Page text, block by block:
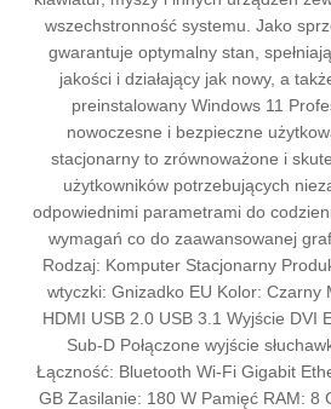
wszechstronność systemu. Jako
gwarantuje optymalny stan,
jakości i działający jak nowy, a
preinstalowany Windows 11
nowoczesne i bezpieczne
stacjonarny to zrównoważone i
użytkowników potrzebujących
odpowiednimi parametrami do
wymagań co do zaawansowanej
Rodzaj: Komputer Stacjonarny
wtyczki: Gnizadko EU Kolor: Czarny
HDMI USB 2.0 USB 3.1 Wyjście DVI
Sub-D Połączone wyjście
Łączność: Bluetooth Wi-Fi Gigabit
GB Zasilanie: 180 W Pamięć RAM: 8